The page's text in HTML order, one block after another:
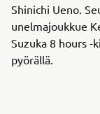
Shinichi Ueno.
unelmajoukkue
Suzuka 8 hours -
pyörällä.